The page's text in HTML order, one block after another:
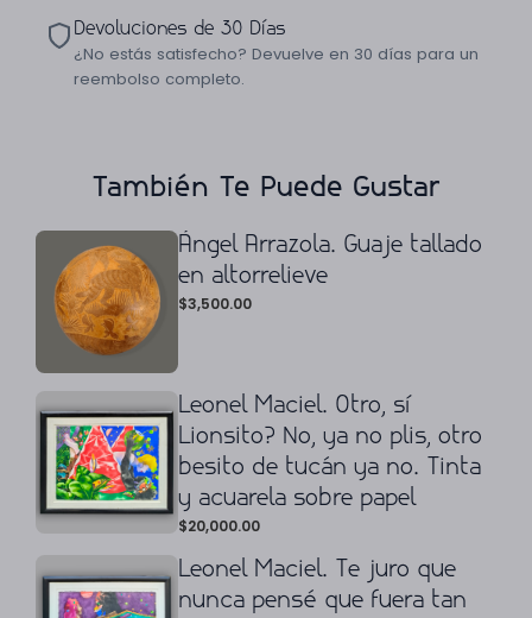
Devoluciones de 30 Días
¿No estás satisfecho? Devuelve en 30 días para un
reembolso completo.
También Te Puede Gustar
Ángel Arrazola. Guaje tallado
en altorrelieve
$3,500.00
Leonel Maciel. Otro, sí
Lionsito? No, ya no plis, otro
besito de tucán ya no. Tinta
y acuarela sobre papel
$20,000.00
Leonel Maciel. Te juro que
nunca pensé que fuera tan